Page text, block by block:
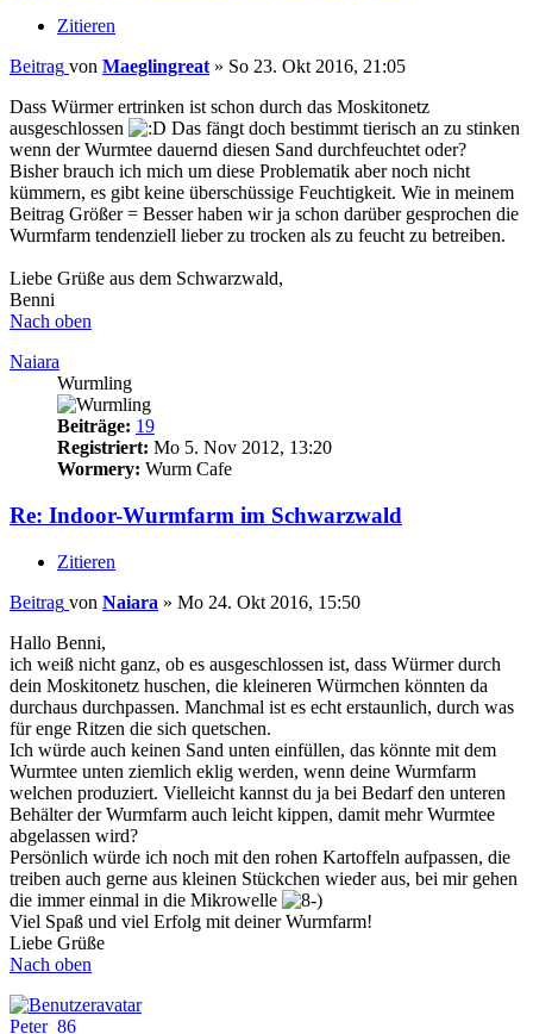
Zitieren
Beitrag von Maeglingreat » So 23. Okt 2016, 21:05
Dass Würmer ertrinken ist schon durch das Moskitonetz
ausgeschlossen
Das fängt doch bestimmt tierisch an zu stinken
wenn der Wurmtee dauernd diesen Sand durchfeuchtet oder?
Bisher brauch ich mich um diese Problematik aber noch nicht
kümmern, es gibt keine überschüssige Feuchtigkeit. Wie in meinem
Beitrag Größer = Besser haben wir ja schon darüber gesprochen die
Wurmfarm tendenziell lieber zu trocken als zu feucht zu betreiben.
Liebe Grüße aus dem Schwarzwald,
Benni
Nach oben
Naiara
Wurmling
Beiträge: 19
Registriert: Mo 5. Nov 2012, 13:20
Wormery: Wurm Cafe
Re: Indoor-Wurmfarm im Schwarzwald
Zitieren
Beitrag von Naiara » Mo 24. Okt 2016, 15:50
Hallo Benni,
ich weiß nicht ganz, ob es ausgeschlossen ist, dass Würmer durch
dein Moskitonetz huschen, die kleineren Würmchen könnten da
durchaus durchpassen. Manchmal ist es echt erstaunlich, durch was
für enge Ritzen die sich quetschen.
Ich würde auch keinen Sand unten einfüllen, das könnte mit dem
Wurmtee unten ziemlich eklig werden, wenn deine Wurmfarm
welchen produziert. Vielleicht kannst du ja bei Bedarf den unteren
Behälter der Wurmfarm auch leicht kippen, damit mehr Wurmtee
abgelassen wird?
Persönlich würde ich noch mit den rohen Kartoffeln aufpassen, die
treiben auch gerne aus kleinen Stückchen wieder aus, bei mir gehen
die immer einmal in die Mikrowelle
Viel Spaß und viel Erfolg mit deiner Wurmfarm!
Liebe Grüße
Nach oben
Peter_86